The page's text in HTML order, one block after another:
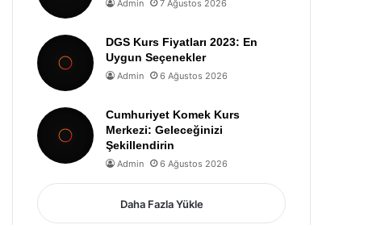
Admin 7 Ağustos 2026
DGS Kurs Fiyatları 2023: En
Uygun Seçenekler
Admin 6 Ağustos 2026
Cumhuriyet Komek Kurs
Merkezi: Geleceğinizi
Şekillendirin
Admin 6 Ağustos 2026
Daha Fazla Yükle